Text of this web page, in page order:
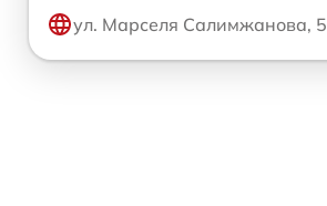
ул. Марселя Салимжанова, 5